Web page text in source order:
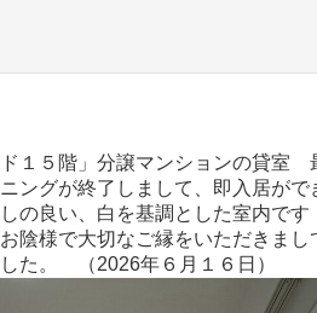
ド１５階」分譲マンションの貸室
ングが終了しまして、即入居がで
の良い、白を基調とした室内です
で大切なご縁をいただきまし
。 （2026年６月１６日）